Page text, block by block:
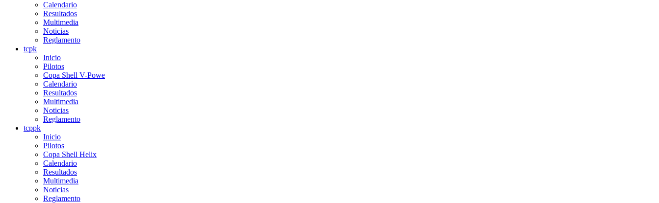
Calendario
Resultados
Multimedia
Noticias
Reglamento
tcpk
Inicio
Pilotos
Copa Shell V-Powe
Calendario
Resultados
Multimedia
Noticias
Reglamento
tcppk
Inicio
Pilotos
Copa Shell Helix
Calendario
Resultados
Multimedia
Noticias
Reglamento